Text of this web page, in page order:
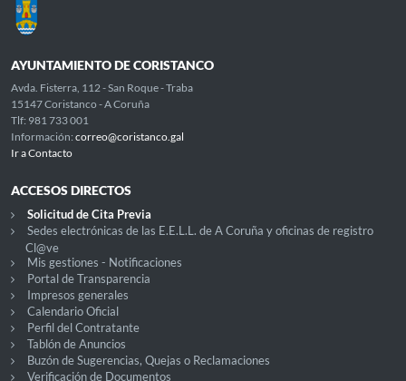
AYUNTAMIENTO DE CORISTANCO
Avda. Fisterra, 112 - San Roque - Traba
15147 Coristanco - A Coruña
Tlf: 981 733 001
Información: correo@coristanco.gal
Ir a Contacto
ACCESOS DIRECTOS
Solicitud de Cita Previa
Sedes electrónicas de las E.E.L.L. de A Coruña y oficinas de registro
Cl@ve
Mis gestiones - Notificaciones
Portal de Transparencia
Impresos generales
Calendario Oficial
Perfil del Contratante
Tablón de Anuncios
Buzón de Sugerencias, Quejas o Reclamaciones
Verificación de Documentos